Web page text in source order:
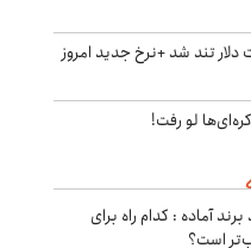
تند شد +نرخ جدید امروز
لو رفت!
آماده : کدام راه برای
است؟